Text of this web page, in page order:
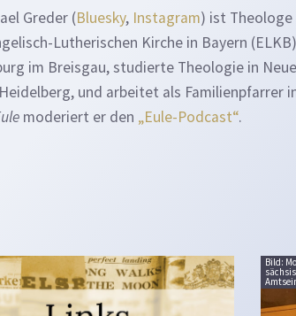
Greder (Bluesky, Instagram) ist
Lutherischen Kirche in Bayern
im Breisgau, studierte Theologie in
und arbeitet als Familienpfarrer
moderiert er den „Eule-Podcast“.
Bild: